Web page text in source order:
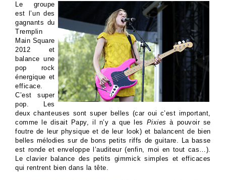
Le groupe
est l’un des
gagnants du
Tremplin
Main Square
2012 et
balance une
pop rock
énergique et
efficace.
C’est super
pop. Les
deux chanteuses sont super belles (car oui c’est important,
comme le disait Papy, il n’y a que les Pixies à pouvoir se
foutre de leur physique et de leur look) et balancent de bien
belles mélodies sur de bons petits riffs de guitare. La basse
est ronde et enveloppe l’auditeur (enfin, moi en tout cas…).
Le clavier balance des petits gimmick simples et efficaces
qui rentrent bien dans la tête.